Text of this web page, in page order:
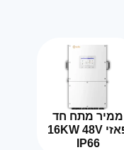
ממיר מתח חד
פאזי 16KW 48V
IP66